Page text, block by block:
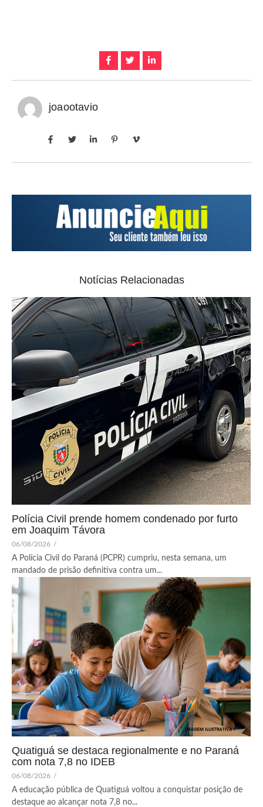
joaootavio
Notícias Relacionadas
Polícia Civil prende homem condenado por furto
em Joaquim Távora
06/08/2026 /
A Polícia Civil do Paraná (PCPR) cumpriu, nesta semana, um
mandado de prisão definitiva contra um...
Quatiguá se destaca regionalmente e no Paraná
com nota 7,8 no IDEB
06/08/2026 /
A educação pública de Quatiguá voltou a conquistar posição de
destaque ao alcançar nota 7,8 no...